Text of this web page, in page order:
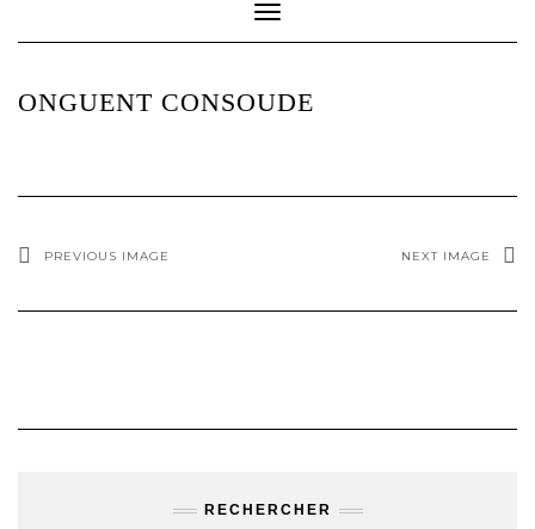
Toggle
Navigation
ONGUENT CONSOUDE
PREVIOUS IMAGE NEXT IMAGE
RECHERCHER